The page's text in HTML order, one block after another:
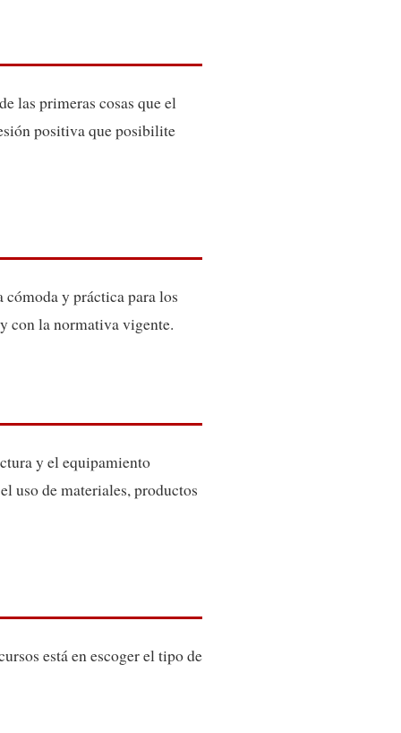
las primeras cosas que el
positiva que posibilite
y práctica para los
con la normativa vigente.
y el equipamiento
uso de materiales, productos
está en escoger el tipo de